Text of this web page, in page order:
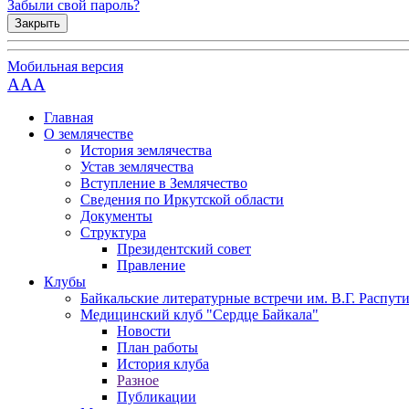
Забыли свой пароль?
Закрыть
Мобильная версия
AAA
Главная
О землячестве
История землячества
Устав землячества
Вступление в Землячество
Сведения по Иркутской области
Документы
Структура
Президентский совет
Правление
Клубы
Байкальские литературные встречи им. В.Г.
Медицинский клуб "Сердце Байкала"
Новости
План работы
История клуба
Разное
Публикации